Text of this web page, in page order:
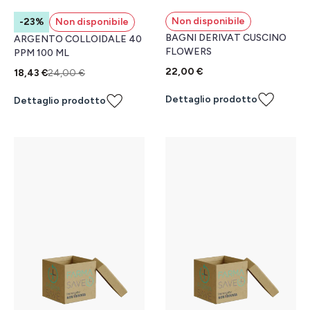
-23%
Non disponibile
ARGENTO COLLOIDALE 40
PPM 100 ML
18,43 €24,00 €
Dettaglio prodotto
Non disponibile
BAGNI DERIVAT CUSCINO
FLOWERS
22,00 €
Dettaglio prodotto